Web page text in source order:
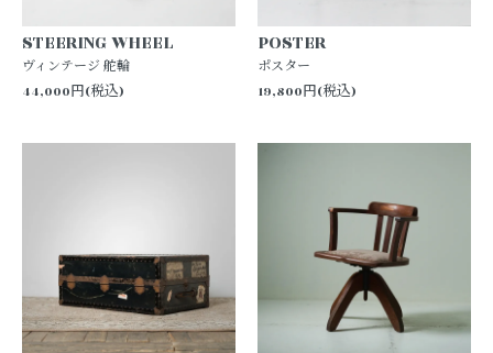
STEERING WHEEL
ヴィンテージ 舵輪
44,000円(税込)
POSTER
ポスター
19,800円(税込)